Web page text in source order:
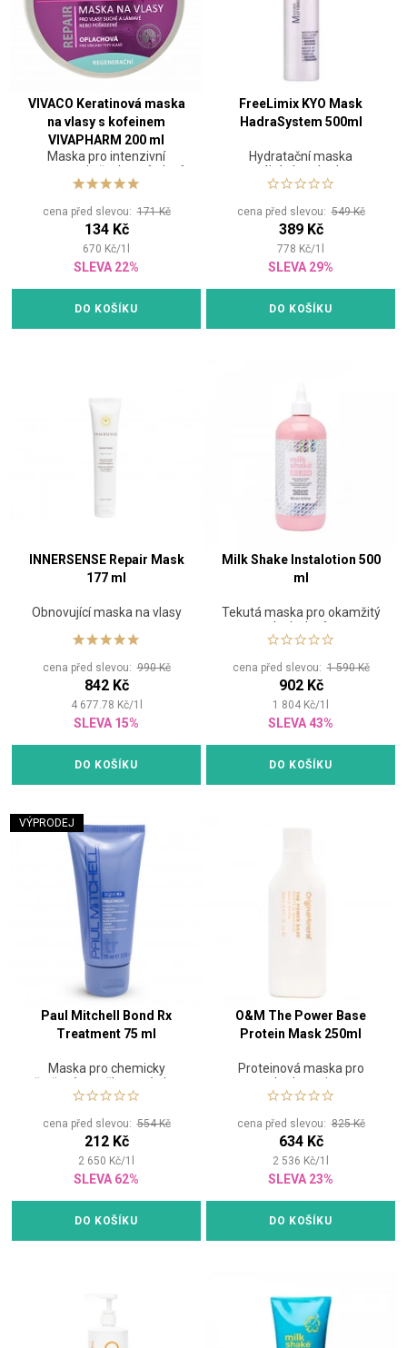
VIVACO Keratinová maska
na vlasy s kofeinem
VIVAPHARM 200 ml
Maska pro intenzivní
regeneraci všech typů vlasů
cena před slevou:171 Kč
134 Kč
670 Kč/1
SLEVA 22%
DO KOŠÍKU
FreeLimix KYO Mask
HadraSystem 500ml
Hydratační maska
napomáhá vlasy hydratovat
a ošetřovat
cena před slevou:549 Kč
389 Kč
778 Kč/1
SLEVA 29%
DO KOŠÍKU
INNERSENSE Repair Mask
177 ml
Obnovující maska na vlasy
cena před slevou:990 Kč
842 Kč
4 677.78 Kč/1
SLEVA 15%
DO KOŠÍKU
Milk Shake Instalotion 500
ml
Tekutá maska pro okamžitý
lesk vlasů
cena před slevou:1 590 Kč
902 Kč
1 804 Kč/1
SLEVA 43%
DO KOŠÍKU
VÝPRODEJ
Paul Mitchell Bond Rx
Treatment 75 ml
Maska pro chemicky
ošetřené a poškozené vlasy
cena před slevou:554 Kč
212 Kč
2 650 Kč/1
SLEVA 62%
DO KOŠÍKU
O&M The Power Base
Protein Mask 250ml
Proteinová maska pro
hydrataci
cena před slevou:825 Kč
634 Kč
2 536 Kč/1
SLEVA 23%
DO KOŠÍKU